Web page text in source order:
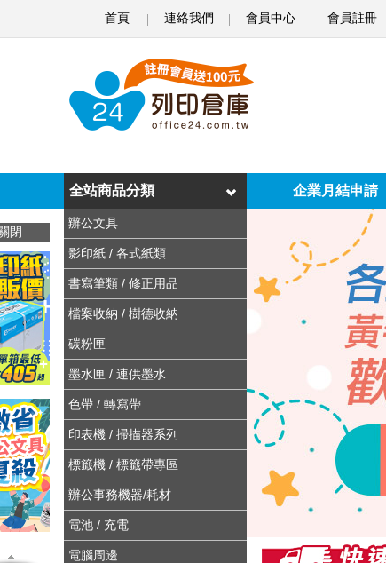
首頁 連絡我們 會員中心 會員註冊
閉
f
c
e
2
4
列
印
倉
庫
-
專
售
各
廠
企業月結申請
全站商品分類
辦公文具
影印紙 / 各式紙類
書寫筆類 / 修正用品
檔案收納 / 樹德收納
碳粉匣
墨水匣 / 連供墨水
色帶 / 轉寫帶
印表機 / 掃描器系列
標籤機 / 標籤帶專區
辦公事務機器/耗材
電池 / 充電
電腦周邊